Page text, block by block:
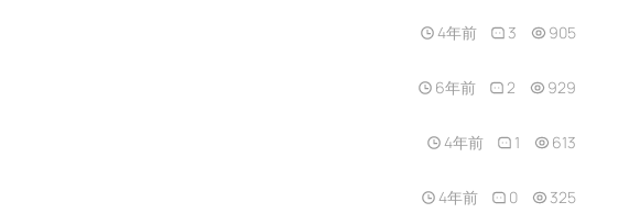
4年前 3 905
6年前 2 929
4年前 1 613
4年前 0 325